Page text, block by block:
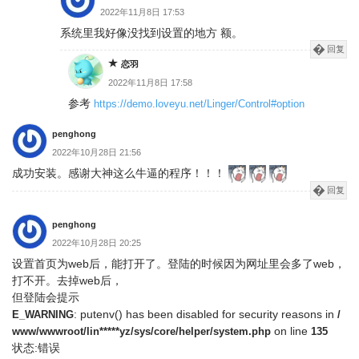
2022年11月8日 17:53
系统里我好像没找到设置的地方 额。
回复
恋羽
2022年11月8日 17:58
参考 https://demo.loveyu.net/Linger/Control#option
penghong
2022年10月28日 21:56
成功安装。感谢大神这么牛逼的程序！！！
回复
penghong
2022年10月28日 20:25
设置首页为web后，能打开了。登陆的时候因为网址里会多了web，
打不开。去掉web后，
但登陆会提示
E_WARNING: putenv() has been disabled for security reasons in /
www/wwwroot/lin*****yz/sys/core/helper/system.php on line 135
状态:错误